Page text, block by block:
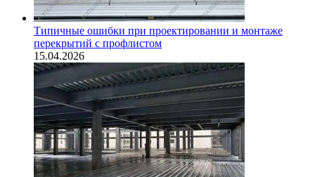
Типичные ошибки при проектировании и монтаже
перекрытий с профлистом
15.04.2026